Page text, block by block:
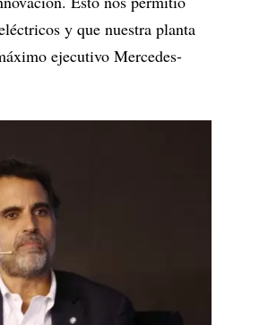
y que nuestra planta
ejecutivo Mercedes-